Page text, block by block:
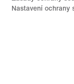
Nastavení ochrany